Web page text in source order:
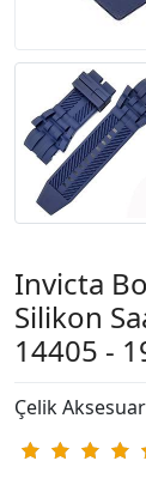
Invicta
Silikon
14405 -
Çelik